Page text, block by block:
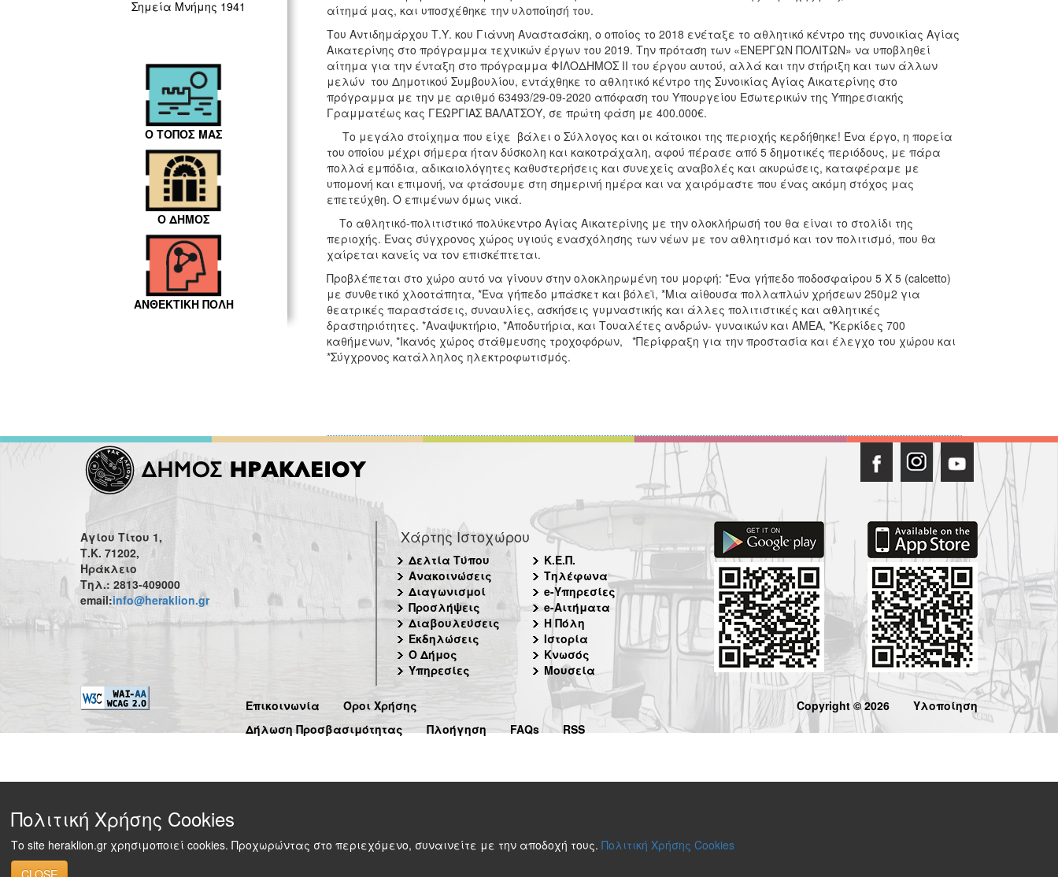
Σημεία Μνήμης 1941
Ο ΤΟΠΟΣ ΜΑΣ
Ο ΔΗΜΟΣ
ΑΝΘΕΚΤΙΚΗ ΠΟΛΗ
αίτημά μας, και υποσχέθηκε την υλοποίησή του.
Του Αντιδημάρχου Τ.Υ. κου Γιάννη Αναστασάκη, ο οποίος το 2018 ενέταξε το αθλητικό κέντρο της συνοικίας Αγίας
Αικατερίνης στο πρόγραμμα τεχνικών έργων του 2019. Την πρόταση των «ΕΝΕΡΓΩΝ ΠΟΛΙΤΩΝ» να υποβληθεί
αίτημα για την ένταξη στο πρόγραμμα ΦΙΛΟΔΗΜΟΣ ΙΙ του έργου αυτού, αλλά και την στήριξη και των άλλων
μελών του Δημοτικού Συμβουλίου, εντάχθηκε το αθλητικό κέντρο της Συνοικίας Αγίας Αικατερίνης στο
πρόγραμμα με την με αριθμό 63493/29-09-2020 απόφαση του Υπουργείου Εσωτερικών της Υπηρεσιακής
Γραμματέως κας ΓΕΩΡΓΙΑΣ ΒΑΛΑΤΣΟΥ, σε πρώτη φάση με 400.000€.
Το μεγάλο στοίχημα που είχε βάλει ο Σύλλογος και οι κάτοικοι της περιοχής κερδήθηκε! Ένα έργο, η πορεία
του οποίου μέχρι σήμερα ήταν δύσκολη και κακοτράχαλη, αφού πέρασε από 5 δημοτικές περιόδους, με πάρα
πολλά εμπόδια, αδικαιολόγητες καθυστερήσεις και συνεχείς αναβολές και ακυρώσεις, καταφέραμε με
υπομονή και επιμονή, να φτάσουμε στη σημερινή ημέρα και να χαιρόμαστε που ένας ακόμη στόχος μας
επετεύχθη. Ο επιμένων όμως νικά.
Το αθλητικό-πολιτιστικό πολύκεντρο Αγίας Αικατερίνης με την ολοκλήρωσή του θα είναι το στολίδι της
περιοχής. Ενας σύγχρονος χώρος υγιούς ενασχόλησης των νέων με τον αθλητισμό και τον πολιτισμό, που θα
χαίρεται κανείς να τον επισκέπτεται.
Προβλέπεται στο χώρο αυτό να γίνουν στην ολοκληρωμένη του μορφή: *Ένα γήπεδο ποδοσφαίρου 5 Χ 5 (calcetto)
με συνθετικό χλοοτάπητα, *Ένα γήπεδο μπάσκετ και βόλεϊ, *Μια αίθουσα πολλαπλών χρήσεων 250μ2 για
θεατρικές παραστάσεις, συναυλίες, ασκήσεις γυμναστικής και άλλες πολιτιστικές και αθλητικές
δραστηριότητες. *Αναψυκτήριο, *Αποδυτήρια, και Τουαλέτες ανδρών- γυναικών και ΑΜΕΑ, *Κερκίδες 700
καθήμενων, *Ικανός χώρος στάθμευσης τροχοφόρων, *Περίφραξη για την προστασία και έλεγχο του χώρου και
*Σύγχρονος κατάλληλος ηλεκτροφωτισμός.
Αγίου Τίτου 1,
Τ.Κ. 71202,
Ηράκλειο
Τηλ.: 2813-409000
email:info@heraklion.gr
Χάρτης Ιστοχώρου
Δελτία Τύπου
Ανακοινώσεις
Διαγωνισμοί
Προσλήψεις
Διαβουλεύσεις
Εκδηλώσεις
Ο Δήμος
Υπηρεσίες
Κ.Ε.Π.
Τηλέφωνα
e-Υπηρεσίες
e-Αιτήματα
Η Πόλη
Ιστορία
Κνωσός
Μουσεία
Επικοινωνία
Όροι Χρήσης
Δήλωση Προσβασιμότητας
Πλοήγηση FAQs RSS
Copyright © 2026 Υλοποίηση
Πολιτική Χρήσης Cookies
Το site heraklion.gr χρησιμοποιεί cookies. Προχωρώντας στο περιεχόμενο, συναινείτε με την αποδοχή τους. Πολιτική Χρήσης Cookies
CLOSE